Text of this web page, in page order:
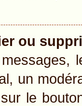
ou
un
le